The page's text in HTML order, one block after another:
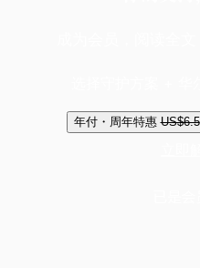
年付・周年特惠 US$6.5